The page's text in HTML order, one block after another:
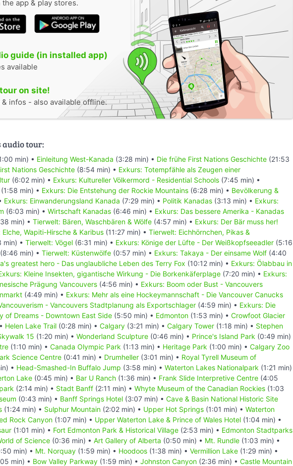
the app & play stores.
guide (in installed app)
available
on site!
& infos - also available offline.
audio tour:
min) • Einleitung West-Kanada (3:28 min) • Die frühe First Nations Geschichte (21:53
Nations Geschichte (8:54 min) • Exkurs: Totempfähle als Zeugen einer
(6:02 min) • Exkurs: Kultureller Völkermord - Residential Schools (7:45 min) •
(1:58 min) • Exkurs: Die Entstehung der Rockie Mountains (6:28 min) • Bevölkerung &
Exkurs: Einwanderungsland Kanada (7:29 min) • Politik Kanadas (3:13 min) • Exkurs:
(6:03 min) • Wirtschaft Kanadas (6:46 min) • Exkurs: Das bessere Amerika - Kanadas
min) • Tierwelt: Bären, Waschbären & Wölfe (4:57 min) • Exkurs: Der Bär muss her!
Wapiti-Hirsche & Karibus (11:27 min) • Tierwelt: Eichhörnchen, Pikas &
min) • Tierwelt: Vögel (6:31 min) • Exkurs: Könige der Lüfte - Der Weißkopfseeadler (5:16
(8:46 min) • Tierwelt: Küstenwölfe (0:57 min) • Exkurs: Takaya - Der einsame Wolf (4:40
greatest hero - Das unglaubliche Leben des Terry Fox (10:12 min) • Exkurs: Ölabbau in
Kleine Insekten, gigantische Wirkung - Die Borkenkäferplage (7:20 min) • Exkurs:
Prägung Vancouvers (4:56 min) • Exkurs: Boom oder Bust - Vancouvers
(4:49 min) • Exkurs: Mehr als eine Hockeymannschaft - Die Vancouver Canucks
- Vancouvers Stadtplanung als Exportschlager (4:59 min) • Exkurs: Die
of Dreams - Downtown East Side (5:50 min) • Edmonton (1:53 min) • Crowfoot Glacier
Helen Lake Trail (0:28 min) • Calgary (3:21 min) • Calgary Tower (1:18 min) • Stephen
15 (1:20 min) • Wonderland Sculpture (0:46 min) • Prince's Island Park (0:49 min)
(1:10 min) • Canada Olympic Park (1:13 min) • Heritage Park (1:00 min) • Calgary Zoo
Science Centre (0:41 min) • Drumheller (3:01 min) • Royal Tyrell Museum of
• Head-Smashed-In Buffalo Jump (3:58 min) • Waterton Lakes Nationalpark (1:21 min)
Lake (0:45 min) • Bar U Ranch (1:36 min) • Frank Slide Interpretive Centre (4:05
(2:14 min) • Stadt Banff (2:11 min) • Whyte Museum of the Canadian Rockies (1:03
(0:43 min) • Banff Springs Hotel (3:07 min) • Cave & Basin National Historic Site
(1:24 min) • Sulphur Mountain (2:02 min) • Upper Hot Springs (1:01 min) • Waterton
Rock Canyon (1:07 min) • Upper Waterton Lake & Prince of Wales Hotel (1:04 min) •
(1:01 min) • Fort Edmonton Park & Historical Village (2:53 min) • Edmonton Stadtparks
of Science (0:36 min) • Art Gallery of Alberta (0:50 min) • Mt. Rundle (1:03 min) •
min) • Mt. Norquay (1:59 min) • Hoodoos (1:38 min) • Vermillion Lake (1:29 min) •
min) • Bow Valley Parkway (1:59 min) • Johnston Canyon (2:36 min) • Castle Mountain